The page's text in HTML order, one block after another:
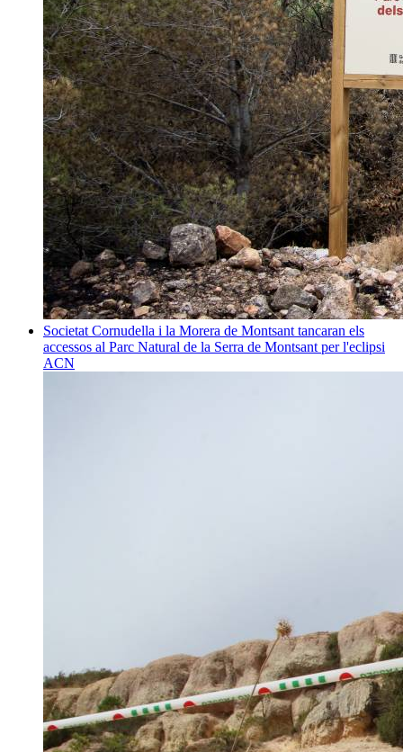
Societat Cornudella i la Morera de Montsant tancaran els
accessos al Parc Natural de la Serra de Montsant per l'eclipsi
ACN